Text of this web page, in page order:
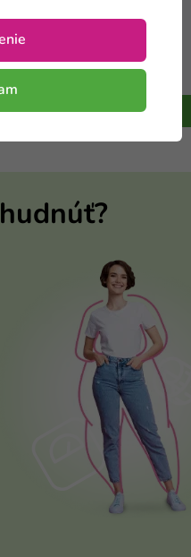
Do košíka
332,00 €